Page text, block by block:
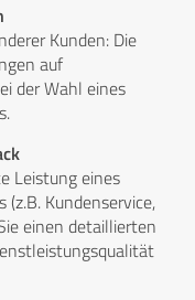
Kunden: Die
auf
der Wahl eines
Leistung eines
Kundenservice,
einen detaillierten